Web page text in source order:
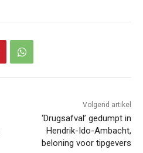
Volgend artikel
‘Drugsafval’ gedumpt in
Hendrik-Ido-Ambacht,
beloning voor tipgevers